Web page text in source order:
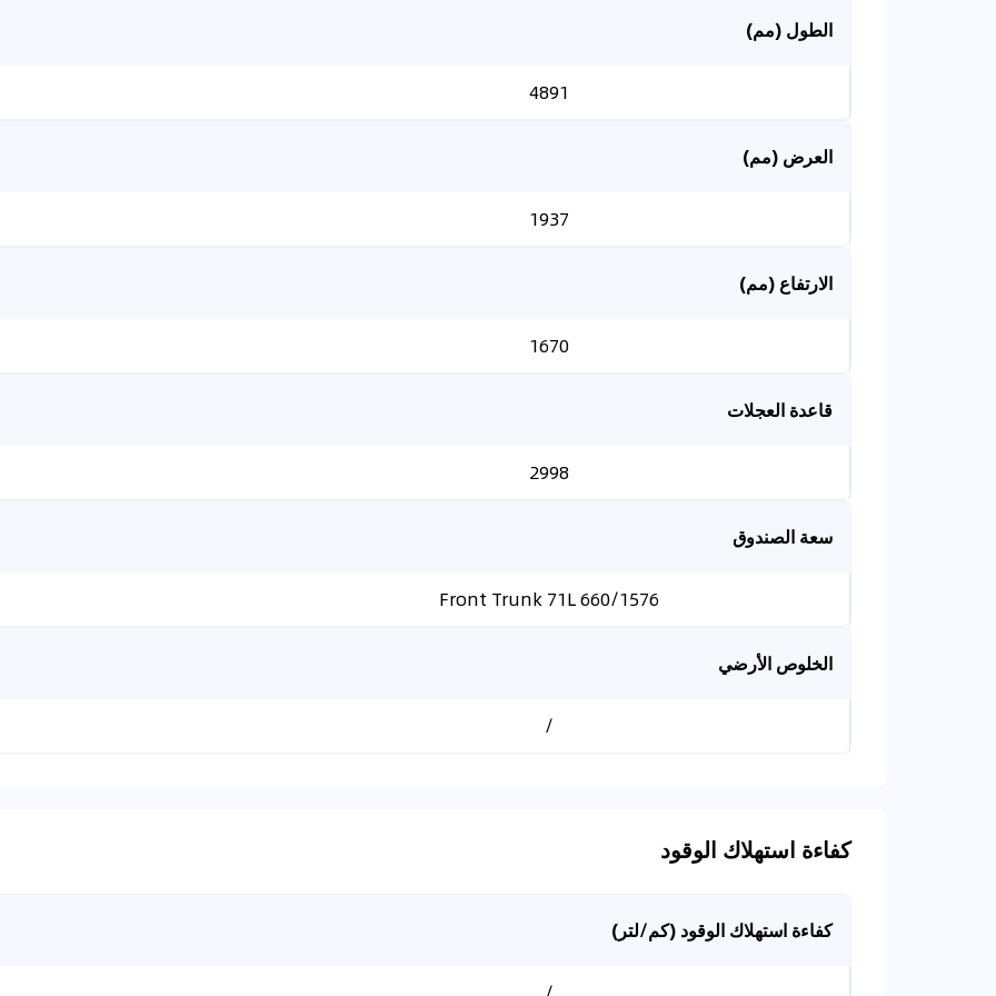
الطول (مم)
4891
العرض (مم)
1937
الارتفاع (مم)
1670
قاعدة العجلات
2998
سعة الصندوق
660/1576 Front Trunk 71L
الخلوص الأرضي
/
كفاءة استهلاك الوقود
كفاءة استهلاك الوقود (كم/لتر)